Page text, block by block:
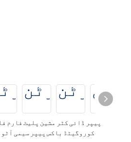
پیپر ڈائی کٹر مشین پلیٹ فارم
کوروگیٹڈ باکس پیپر سیمی